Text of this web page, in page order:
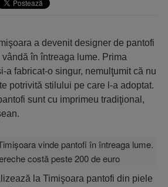
a devenit designer de pantofi
în întreaga lume. Prima
a fabricat-o singur, nemulţumit că nu
potrivită stilului pe care l-a adoptat.
sunt cu imprimeu tradiţional,
la Timişoara pantofi din piele